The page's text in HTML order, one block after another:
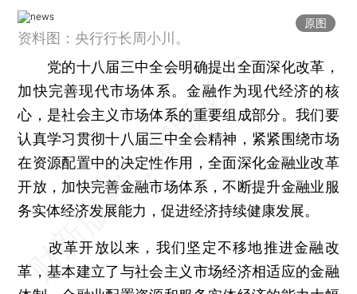
原图
资料图：央行行长周小川。
党的十八届三中全会明确提出全面深化改革，
加快完善现代市场体系。金融作为现代经济的核
心，是社会主义市场体系的重要组成部分。我们要
认真学习贯彻十八届三中全会精神，紧紧围绕市场
在资源配置中的决定性作用，全面深化金融业改革
开放，加快完善金融市场体系，不断提升金融业服
务实体经济发展能力，促进经济持续健康发展。
改革开放以来，我们坚定不移地推进金融改
革，基本建立了与社会主义市场经济相适应的金融